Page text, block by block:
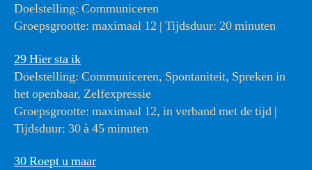
Doelstelling: Communiceren
Groepsgrootte: maximaal 12 | Tijdsduur: 20 minuten
29 Hier sta ik
Doelstelling: Communiceren, Spontaniteit, Spreken in
het openbaar, Zelfexpressie
Groepsgrootte: maximaal 12, in verband met de tijd |
Tijdsduur: 30 à 45 minuten
30 Roept u maar